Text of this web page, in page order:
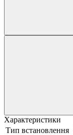
Характеристики
Тип встановлення